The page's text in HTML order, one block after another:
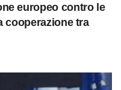
europeo contro le
cooperazione tra